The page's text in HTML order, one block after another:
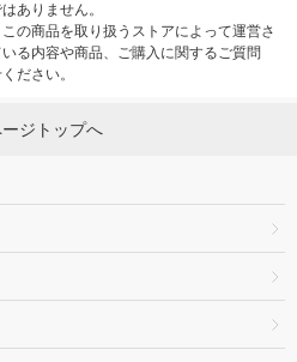
ありません。
の商品を取り扱うストアによって運営さ
る内容や商品、ご購入に関するご質問
ださい。
ジトップへ